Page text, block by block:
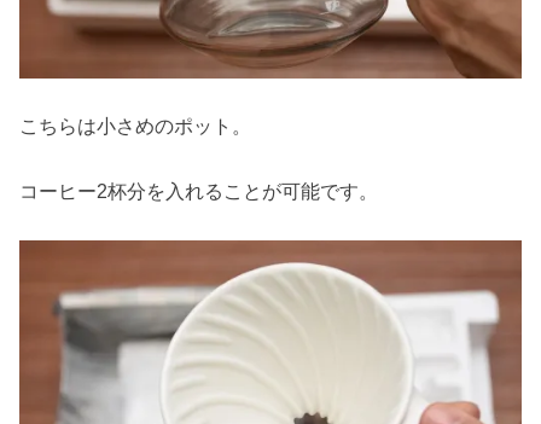
こちらは小さめのポット。
コーヒー2杯分を入れることが可能です。